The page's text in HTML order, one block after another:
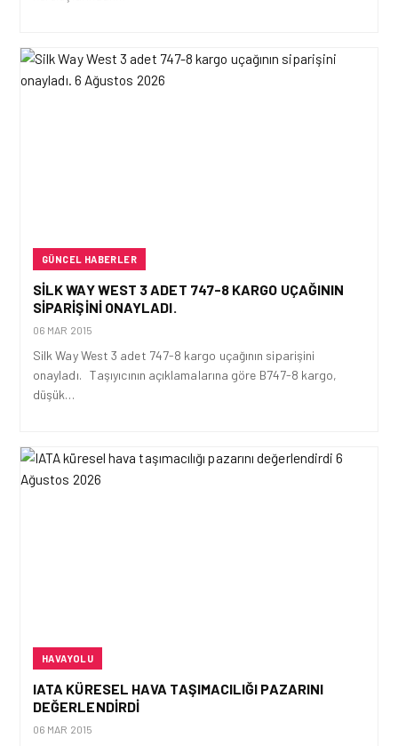
GÜNCEL HABERLER
SILK WAY WEST 3 ADET 747-8 KARGO UÇAĞININ
SIPARIŞINI ONAYLADI.
06 MAR 2015
Silk Way West 3 adet 747-8 kargo uçağının siparişini
onayladı. Taşıyıcının açıklamalarına göre B747-8 kargo,
düşük…
HAVAYOLU
IATA KÜRESEL HAVA TAŞIMACILIĞI PAZARINI
DEĞERLENDIRDI
06 MAR 2015